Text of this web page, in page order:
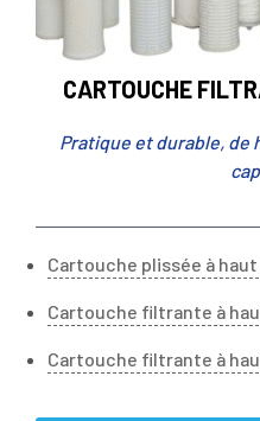
CARTOUCHE
Pratique et durable, de
Cartouche plissée à
Cartouche filtrante à
Cartouche filtrante à